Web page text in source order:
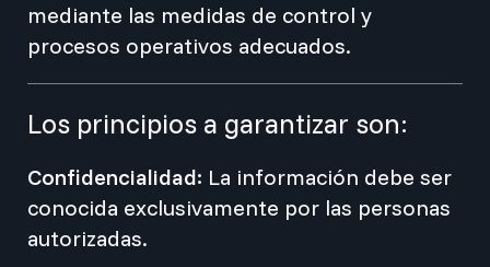
mediante las medidas de control y
procesos operativos adecuados.
Los principios a garantizar son:
Confidencialidad: La información debe ser
conocida exclusivamente por las personas
autorizadas.